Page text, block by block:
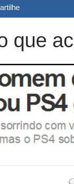
que